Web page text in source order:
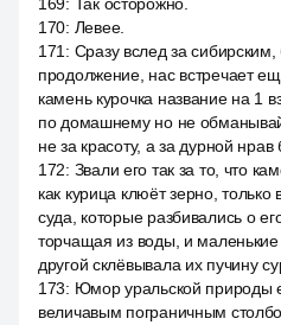
170: Левее.
171 : Сразу вслед за сибирским,
продолжение, нас встречает
камень курочка название на 1
по домашнему но не
не за красоту, а за дурной
172: Звали его так за то, что
как курица клюёт зерно,
суда, которые разбивались о
торчащая из воды, и
другой склёвывала их пучину
173: Юмор уральской природы
величавым пограничным